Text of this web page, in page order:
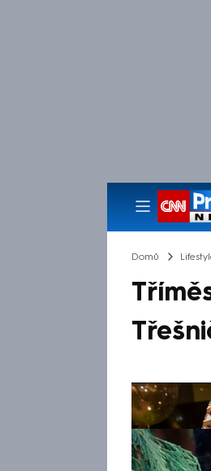
Domů
Výběr